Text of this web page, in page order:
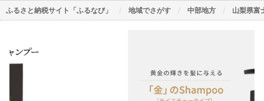
ふるさと納税サイト「ふるなび」 地域でさがす 中部地方 山梨県富